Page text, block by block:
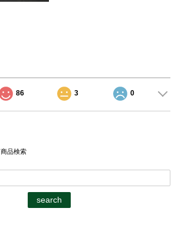
86 3 0
商品検索
search